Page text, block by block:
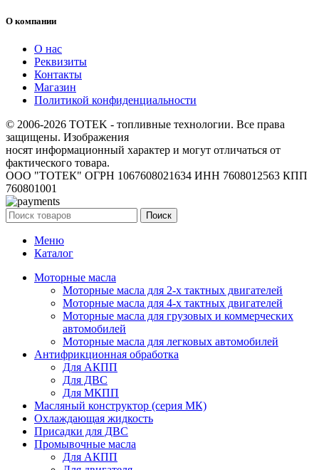
О компании
О нас
Реквизиты
Контакты
Магазин
Политикой конфиденциальности
© 2006-2026 TOTEK - топливные технологии. Все права
защищены. Изображения
носят информационный характер и могут отличаться от
фактического товара.
ООО "ТОТЕК" ОГРН 1067608021634 ИНН 7608012563 КПП
760801001
Поиск
Меню
Каталог
Моторные масла
Моторные масла для 2-х тактных двигателей
Моторные масла для 4-х тактных двигателей
Моторные масла для грузовых и коммерческих
автомобилей
Моторные масла для легковых автомобилей
Антифрикционная обработка
Для АКПП
Для ДВС
Для МКПП
Масляный конструктор (серия МК)
Охлаждающая жидкость
Присадки для ДВС
Промывочные масла
Для АКПП